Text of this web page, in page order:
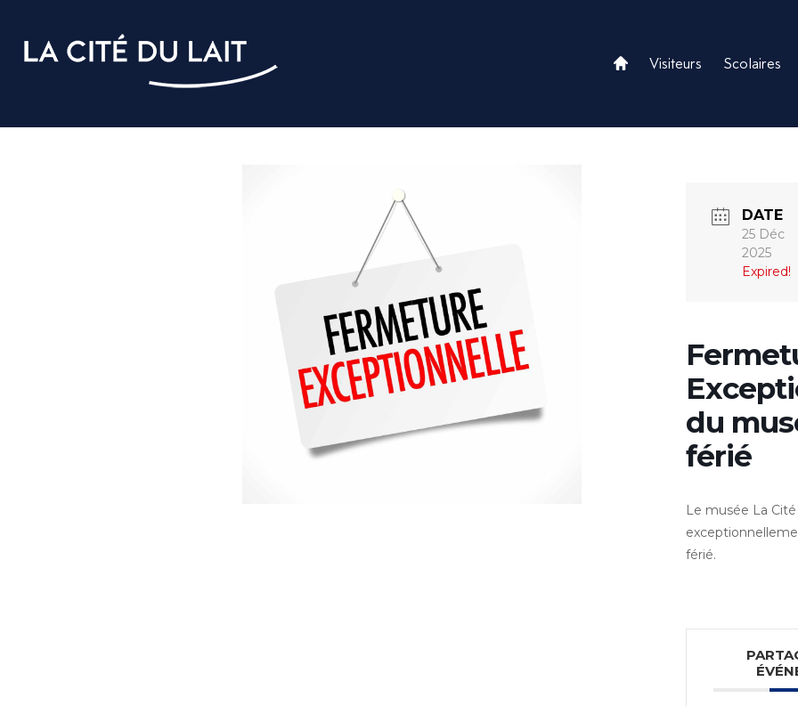
. Visiteurs Scolaires
DATE
25 Déc
2025
Expired!
du
férié
Le musée La
férié.